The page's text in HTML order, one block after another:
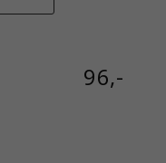
96,-